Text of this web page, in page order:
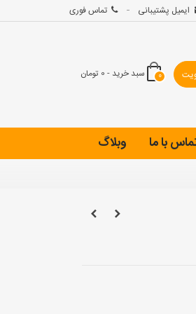
ایمیل پشتیبانی تماس فوری
0 سبد خرید - 0 تومان
با ما وبلاگ